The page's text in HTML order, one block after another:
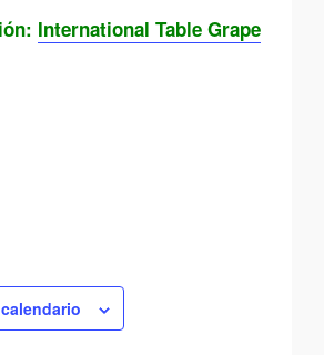
International Table Grape